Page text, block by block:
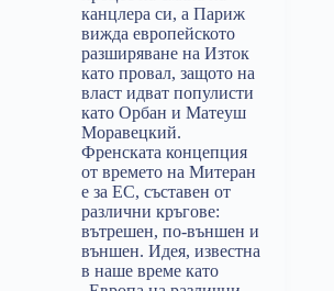
канцлера си, а Париж
вижда европейското
разширяване на Изток
като провал, защото на
власт идват популисти
като Орбан и Матеуш
Моравецкий.
Френската концепция
от времето на Митеран
е за ЕС, съставен от
различни кръгове:
вътрешен, по-външен и
външен. Идея, известна
в наше време като